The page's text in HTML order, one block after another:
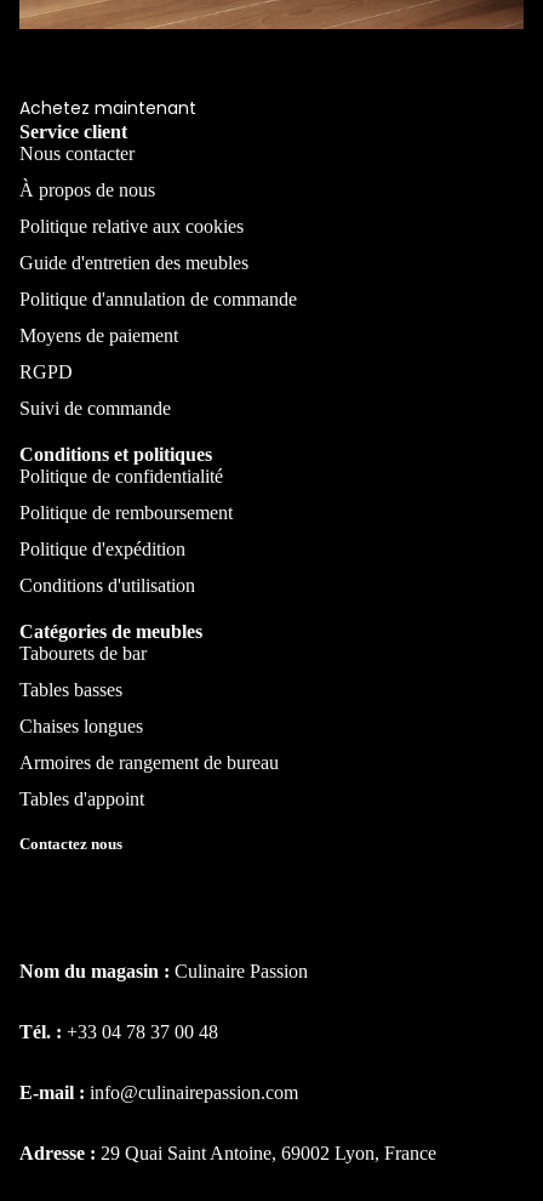
Achetez maintenant
Service client
Nous contacter
À propos de nous
Politique relative aux cookies
Guide d'entretien des meubles
Politique d'annulation de commande
Moyens de paiement
RGPD
Suivi de commande
Conditions et politiques
Politique de confidentialité
Politique de remboursement
Politique d'expédition
Conditions d'utilisation
Catégories de meubles
Tabourets de bar
Tables basses
Chaises longues
Armoires de rangement de bureau
Tables d'appoint
Contactez nous
Nom du magasin : Culinaire Passion
Tél. : +33 04 78 37 00 48
E-mail : info@culinairepassion.com
Adresse : 29 Quai Saint Antoine, 69002 Lyon, France